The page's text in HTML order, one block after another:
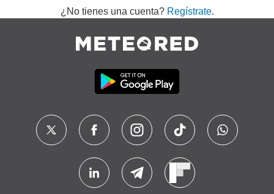
¿No tienes una cuenta? Regístrate.